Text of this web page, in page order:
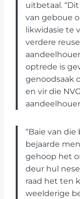
uitbetaal.
van geboue
likwidasie te
verdere
optrede is
genoodsaak
en vir die
“Baie van
bejaarde
gehoop het
deur hul
raad het ten
weelderige